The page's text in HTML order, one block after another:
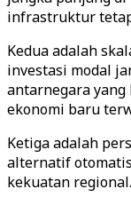
infrastruktur
Kedua adalah
investasi modal
antarnegara
ekonomi baru
Ketiga adalah
alternatif
kekuatan regional.